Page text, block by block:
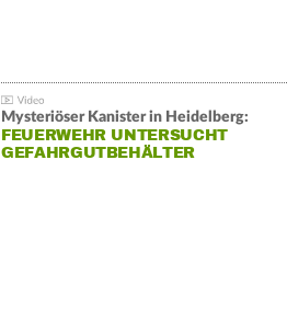
Mysteriöser Kanister in Heidelberg:
FEUERWEHR UNTERSUCHT
GEFAHRGUTBEHÄLTER